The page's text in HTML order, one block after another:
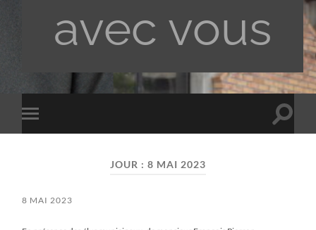
avec vous
Toggle
mobile
Toggle
JOUR : 8 MAI 2023
8 MAI 2023